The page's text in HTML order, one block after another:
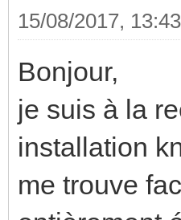
15/08/2017,
Bonjour,
je suis à la
installation
me trouve